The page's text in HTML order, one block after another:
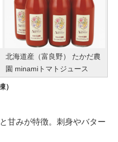
北海道産（富良野） たかだ農
園 minamiトマトジュース
）
甘みが特徴。刺身やバター